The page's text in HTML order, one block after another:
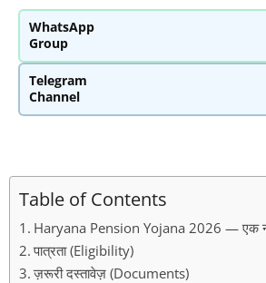
WhatsApp
Group
Telegram
Channel
Table of Contents
Haryana Pension Yojana 2026 — एक
पात्रता (Eligibility)
ज़रूरी दस्तावेज़ (Documents)